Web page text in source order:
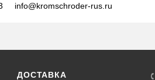
info@kromschroder-rus.ru
ДОСТАВКА